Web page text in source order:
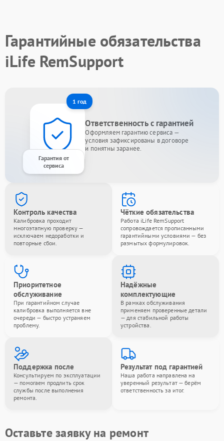
Гарантийные обязательства
iLife RemSupport
1 год
Гарантия от
сервиса
Ответственность с гарантией
Оформляем гарантию сервиса —
условия зафиксированы в договоре
и понятны заранее.
Контроль качества
Калибровка проходит
многоэтапную проверку —
исключаем недоработки и
повторные сбои.
Чёткие обязательства
Работа iLife RemSupport
сопровождается прописанными
гарантийными условиями — без
размытых формулировок.
Приоритетное
обслуживание
При гарантийном случае
калибровка выполняется вне
очереди — быстро устраняем
проблему.
Надёжные
комплектующие
В рамках обслуживания
применяем проверенные детали
— для стабильной работы
устройства.
Поддержка после
Консультируем по эксплуатации
— помогаем продлить срок
службы после выполнения
ремонта.
Результат под гарантией
Наша работа направлена на
уверенный результат — берём
ответственность за итог.
Оставьте заявку на ремонт